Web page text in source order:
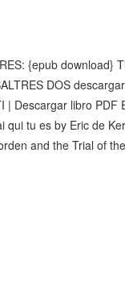
{epub download}
DOS
| Descargar libro PDF
qui tu es by Eric de
and the Trial of